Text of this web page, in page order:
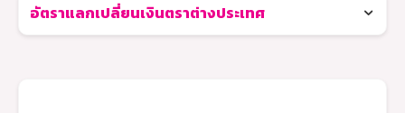
อัตราแลกเปลี่ยนเงินตราต่างประเทศ